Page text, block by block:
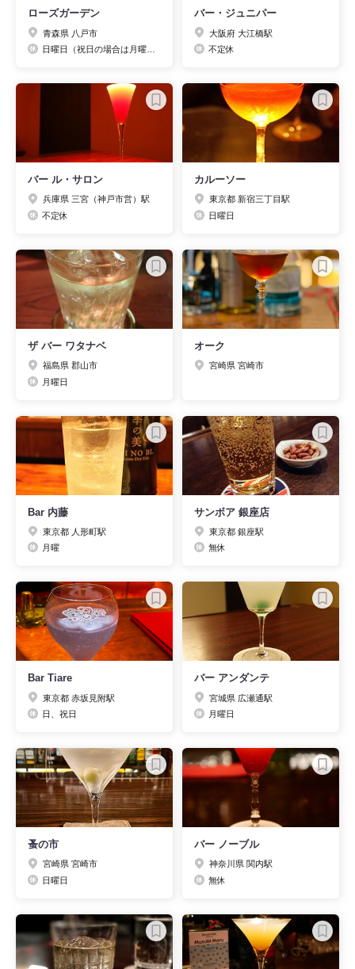
ローズガーデン
青森県 八戸市
バー・ジュニパー
大阪府 大江橋駅
不定休
バー ル・サロン
兵庫県 三宮（神戸市営）駅
不定休
カルーソー
東京都 新宿三丁目駅
日曜日
ザ バー ワタナベ
福島県 郡山市
月曜日
オーク
宮崎県 宮崎市
Bar 内藤
東京都 人形町駅
月曜
サンボア 銀座店
東京都 銀座駅
無休
Bar Tiare
東京都 赤坂見附駅
日、祝日
バー アンダンテ
宮城県 広瀬通駅
月曜日
蚤の市
宮崎県 宮崎市
日曜日
バー ノーブル
神奈川県 関内駅
無休